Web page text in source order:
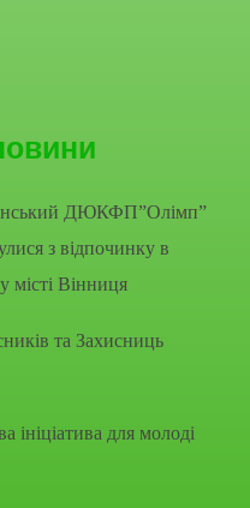
ДЮКФП”Олімп”
з відпочинку в
місті Вінниця
та Захисниць
ініціатива для молоді